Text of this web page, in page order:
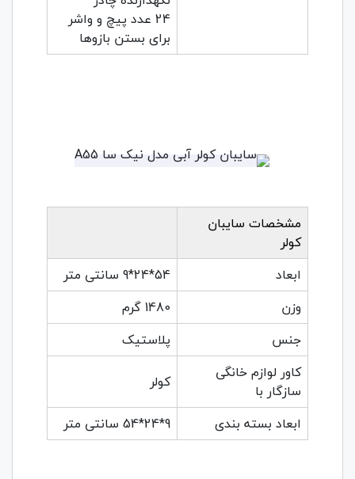
24 عدد پیچ و واشر
برای بستن بازوها
مشخصات سایبان
کولر
ابعاد
54*24*9 سانتی متر
وزن
1480 گرم
جنس
پلاستیک
کاور لوازم خانگی
سازگار با
کولر
ابعاد بسته بندی
9*24*54 سانتی متر